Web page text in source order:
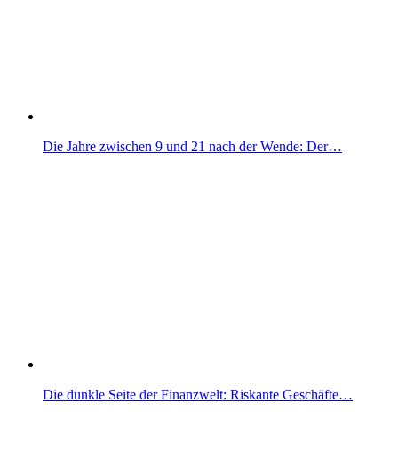
Die Jahre zwischen 9 und 21 nach der Wende: Der…
Die dunkle Seite der Finanzwelt: Riskante Geschäfte…